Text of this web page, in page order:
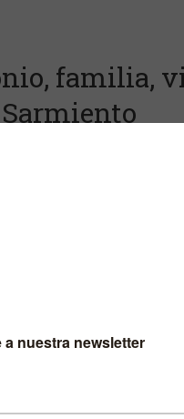
familia,